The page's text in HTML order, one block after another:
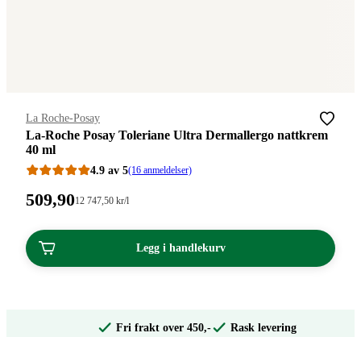
Merke:
La Roche-Posay
La-Roche Posay Toleriane Ultra Dermallergo nattkrem
40 ml
4.9 av 5(16 anmeldelser)
Pris:
kroner.
509,90Stykkpris:
747,50/l
12 747 ,50 kr/l
Legg i handlekurv
Fri frakt over 450,- Rask levering